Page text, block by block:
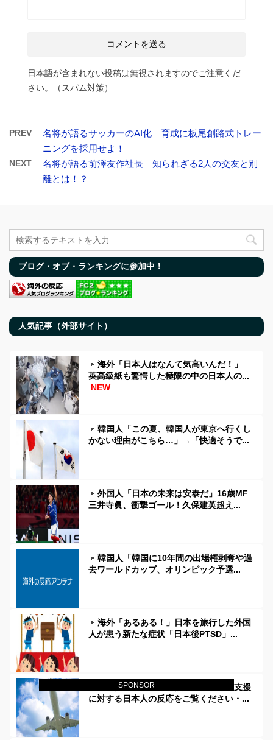
SPONSOR
日本語が含まれない投稿は無視されますのでご注意くだ
さい。（スパム対策）
PREV
名将が語るサッカーのAI化 育成に板尾創路式トレー
ニングを採用せよ！
NEXT
名将が語る前澤友作社長 知られざる2人の交友と別
離とは！？
ブログ・オブ・ランキングに参加中！
人気記事（外部サイト）
海外「日本人はなんて気高いんだ！」
英高級紙も驚愕した極限の中の日本人の...
NEW
韓国人「この夏、韓国人が東京へ行くし
かない理由がこちら…」→「快適そうで...
外国人「日本の未来は安泰だ」16歳MF
三井寺眞、衝撃ゴール！久保建英超え...
韓国人「韓国に10年間の出場権剥奪や過
去ワールドカップ、オリンピック予選...
海外「あるある！」日本を旅行した外国
人が患う新たな症状「日本後PTSD」...
韓国人「大韓航空の熊本地震飲料水支援
に対する日本人の反応をご覧ください・...